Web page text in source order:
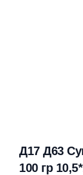
Д17 Д63
100 гр